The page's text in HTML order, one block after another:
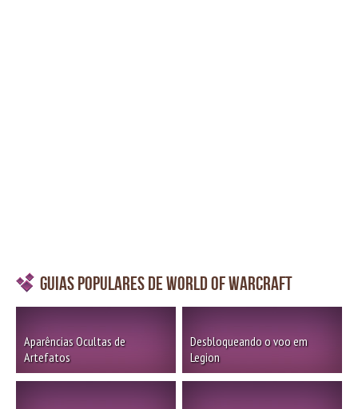
Guias Populares de World of Warcraft
Aparências Ocultas de
Artefatos
Desbloqueando o voo em
Legion